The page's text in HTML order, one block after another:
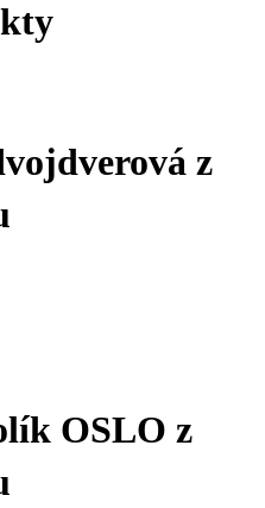
z
OSLO z